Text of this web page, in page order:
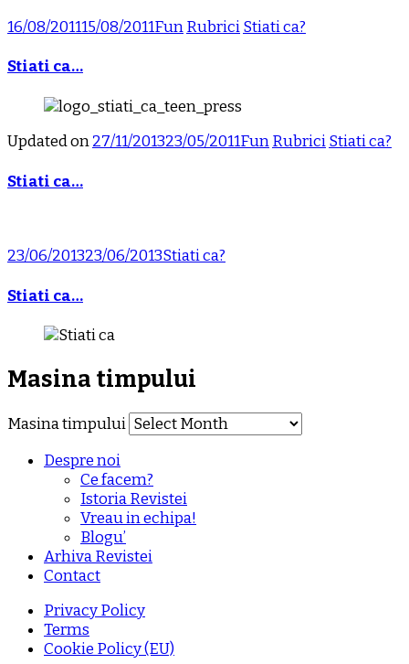
16/08/201115/08/2011FunRubriciStiati ca?
Stiati ca…
Updated on27/11/201323/05/2011FunRubriciStiati ca?
Stiati ca…
23/06/201323/06/2013Stiati ca?
Stiati ca…
Masina timpului
Masina timpului
Despre noi
Ce facem?
Istoria Revistei
Vreau in echipa!
Blogu’
Arhiva Revistei
Contact
Privacy Policy
Terms
Cookie Policy (EU)